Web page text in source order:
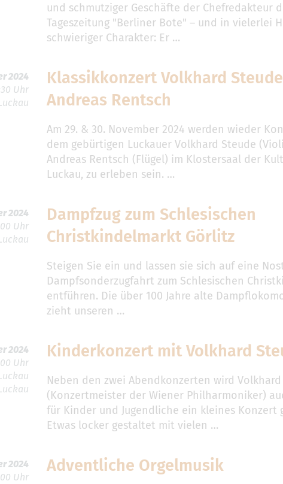
und schmutziger Geschäfte der Chefredakteur
Tageszeitung "Berliner Bote" – und in vielerlei
schwieriger Charakter: Er …
2024
Uhr
Klassikkonzert Volkhard
Andreas Rentsch
Am 29. & 30. November 2024 werden wieder
dem gebürtigen Luckauer Volkhard Steude
Andreas Rentsch (Flügel) im Klostersaal der
Luckau, zu erleben sein. …
2024
Uhr
Dampfzug zum Schlesischen
Christkindelmarkt Görlitz
Steigen Sie ein und lassen sie sich auf eine
Dampfsonderzugfahrt zum Schlesischen
entführen. Die über 100 Jahre alte
zieht unseren …
2024
Uhr
Kinderkonzert mit Volkhard
Neben den zwei Abendkonzerten wird
(Konzertmeister der Wiener Philharmoniker)
für Kinder und Jugendliche ein kleines Konzert
Etwas locker gestaltet mit vielen …
2024
Uhr
Adventliche Orgelmusik